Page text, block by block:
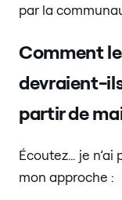
par la
Comment
devraient-
partir de
Écoutez… je
mon approche :